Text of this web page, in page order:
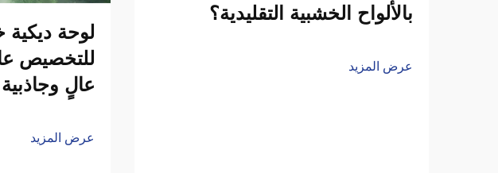
بالألواح الخشبية التقليدية؟
عرض المزيد
لوحة
للتخصيص
عالٍ
عرض المزيد